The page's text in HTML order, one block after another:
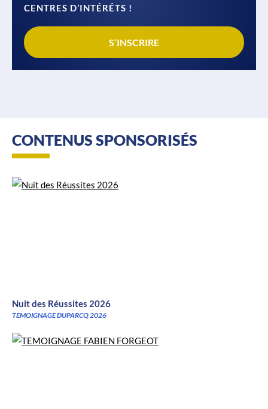
CENTRES D’INTÉRÉTS !
S’INSCRIRE
CONTENUS SPONSORISÉS
Nuit des Réussites 2026
TEMOIGNAGE DUPARCQ 2026